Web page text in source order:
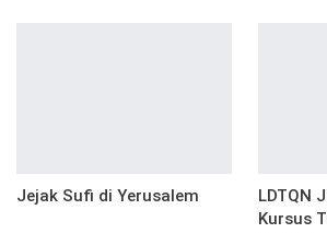
Jejak Sufi di Yerusalem
LDTQN
Kursus